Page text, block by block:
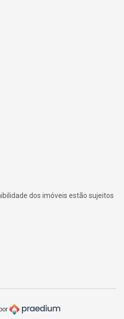
dos imóveis estão sujeitos